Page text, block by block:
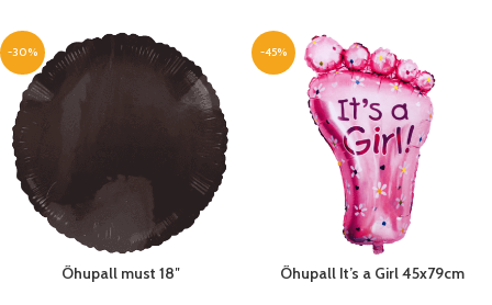
-30%
Õhupall must 18″
-45%
Õhupall It’s a Girl 45x79cm